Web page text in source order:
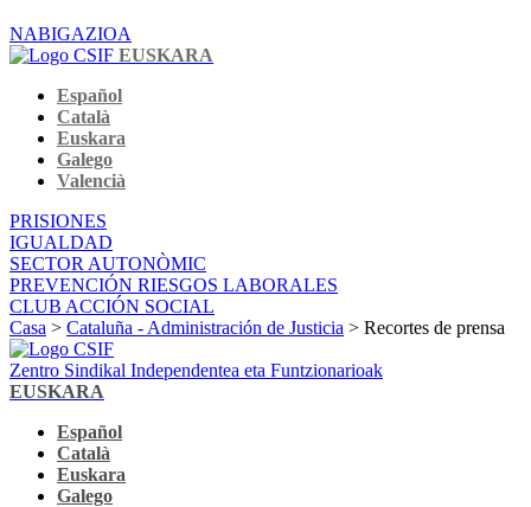
NABIGAZIOA
EUSKARA
Español
Català
Euskara
Galego
Valencià
PRISIONES
IGUALDAD
SECTOR AUTONÒMIC
PREVENCIÓN RIESGOS LABORALES
CLUB ACCIÓN SOCIAL
Casa > Cataluña - Administración de Justicia > Recortes de prensa
Zentro Sindikal Independentea eta Funtzionarioak
EUSKARA
Español
Català
Euskara
Galego